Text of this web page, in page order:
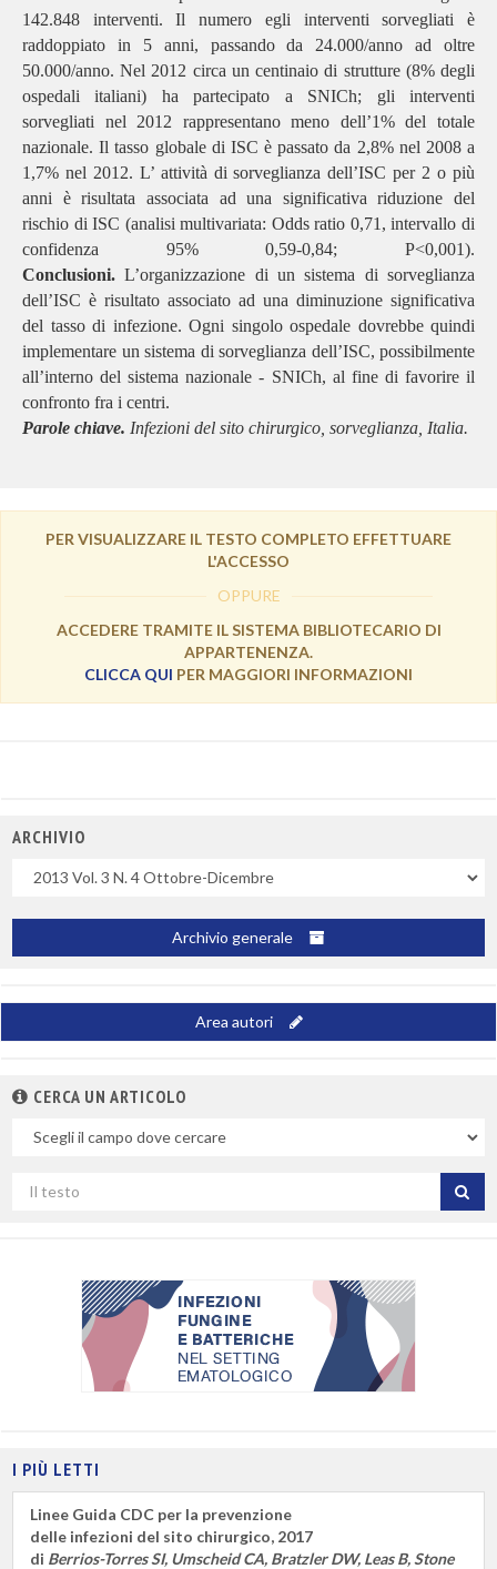
142.848 interventi. Il numero egli interventi sorvegliati è
raddoppiato in 5 anni, passando da 24.000/anno ad oltre
50.000/anno. Nel 2012 circa un centinaio di strutture (8% degli
ospedali italiani) ha partecipato a SNICh; gli interventi
sorvegliati nel 2012 rappresentano meno dell’1% del totale
nazionale. Il tasso globale di ISC è passato da 2,8% nel 2008 a
1,7% nel 2012. L’ attività di sorveglianza dell’ISC per 2 o più
anni è risultata associata ad una significativa riduzione del
rischio di ISC (analisi multivariata: Odds ratio 0,71, intervallo di
confidenza 95% 0,59-0,84; P<0,001).
Conclusioni. L’organizzazione di un sistema di sorveglianza
dell’ISC è risultato associato ad una diminuzione significativa
del tasso di infezione. Ogni singolo ospedale dovrebbe quindi
implementare un sistema di sorveglianza dell’ISC, possibilmente
all’interno del sistema nazionale - SNICh, al fine di favorire il
confronto fra i centri.
Parole chiave. Infezioni del sito chirurgico, sorveglianza, Italia.
PER VISUALIZZARE IL TESTO COMPLETO EFFETTUARE
L'ACCESSO
OPPURE
ACCEDERE TRAMITE IL SISTEMA BIBLIOTECARIO DI
APPARTENENZA.
CLICCA QUI PER MAGGIORI INFORMAZIONI
ARCHIVIO
Uscite
Archivio generale
Area autori
CERCA UN ARTICOLO
Nel
Cerca
I PIÙ LETTI
Linee Guida CDC per la prevenzione
delle infezioni del sito chirurgico, 2017
di Berrios-Torres SI, Umscheid CA, Bratzler DW, Leas B, Stone